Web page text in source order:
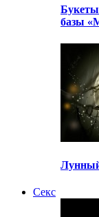
Букеты
базы
Секс